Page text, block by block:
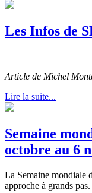
Les Infos de
Article de Michel
Lire la suite...
Semaine
octobre au 6
La Semaine mondiale
approche à grands pas.